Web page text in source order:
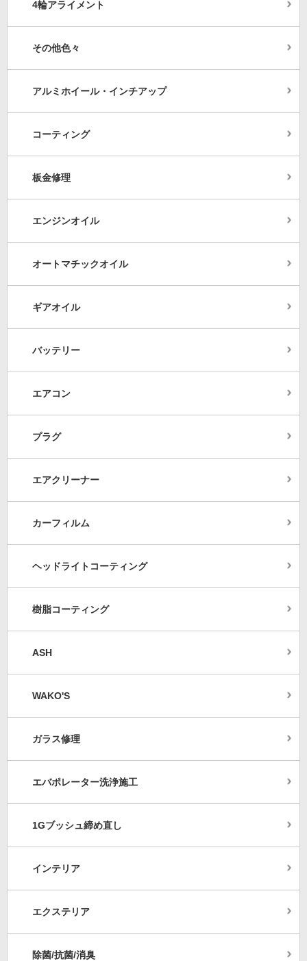
4輪アライメント
その他色々
アルミホイール・インチアップ
コーティング
板金修理
エンジンオイル
オートマチックオイル
ギアオイル
バッテリー
エアコン
プラグ
エアクリーナー
カーフィルム
ヘッドライトコーティング
樹脂コーティング
ASH
WAKO'S
ガラス修理
エバポレーター洗浄施工
1Gブッシュ締め直し
インテリア
エクステリア
除菌/抗菌/消臭